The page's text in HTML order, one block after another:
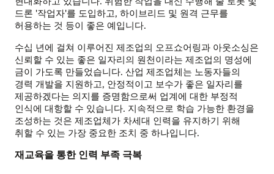
드론 '작업자'를 도입하고, 하이브리드 및 원격 근무를
허용하는 것 등이 좋은 예입니다.
수십 년에 걸쳐 이루어진 제조업의 오프쇼어링과 아웃소싱은
신뢰할 수 있는 좋은 일자리의 원천이라는 제조업의 명성에
금이 가도록 만들었습니다. 산업 제조업체는 노동자들의
경력 개발을 지원하고, 안정적이고 보수가 좋은 일자리를
제공하겠다는 의지를 증명함으로써 업계에 대한 부정적
인식에 대항할 수 있습니다. 지속적으로 학습 가능한 환경을
조성하는 것은 제조업체가 차세대 인력을 유지하기 위해
취할 수 있는 가장 중요한 조치 중 하나입니다.
재교육을 통한 인력 부족 극복